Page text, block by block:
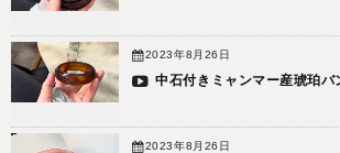
2023年8月26日
中石付きミャンマー産琥珀
2023年8月26日